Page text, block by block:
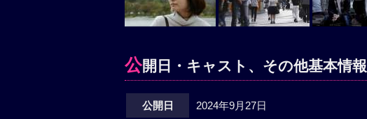
公開日・キャスト、その他基本情報
公開日 2024年9月27日